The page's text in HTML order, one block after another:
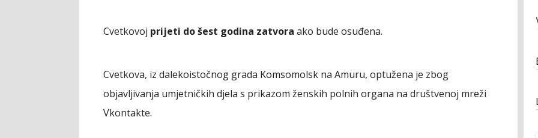
Cvetkovoj prijeti do šest godina zatvora ako bude osuđena.
Cvetkova, iz dalekoistočnog grada Komsomolsk na Amuru, optužena je zbog
objavljivanja umjetničkih djela s prikazom ženskih polnih organa na društvenoj mreži
Vkontakte.